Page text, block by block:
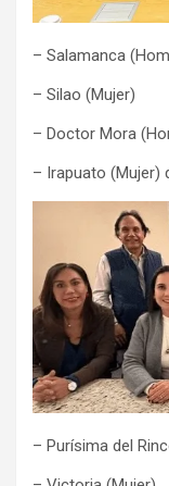
– Salamanca
– Silao (Mujer)
– Doctor Mora
– Irapuato (Mujer)
– Purísima del